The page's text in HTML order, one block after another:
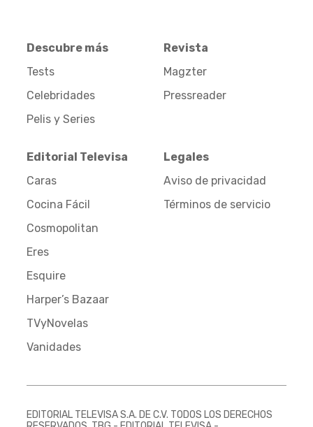
Descubre más
Tests
Celebridades
Pelis y Series
Revista
Magzter
Pressreader
Editorial Televisa
Caras
Cocina Fácil
Cosmopolitan
Eres
Esquire
Harper’s Bazaar
TVyNovelas
Vanidades
Legales
Aviso de privacidad
Términos de servicio
EDITORIAL TELEVISA S.A. DE C.V. TODOS LOS DERECHOS